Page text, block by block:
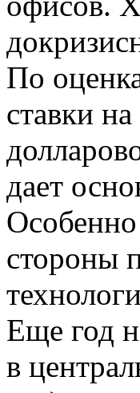
По
ставки
дает
стороны
Еще год
в